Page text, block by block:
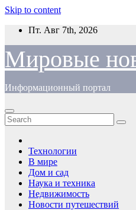
Skip to content
Пт. Авг 7th, 2026
Мировые
Информационный портал
Технологии
В мире
Дом и сад
Наука и техника
Недвижимость
Новости путешествий